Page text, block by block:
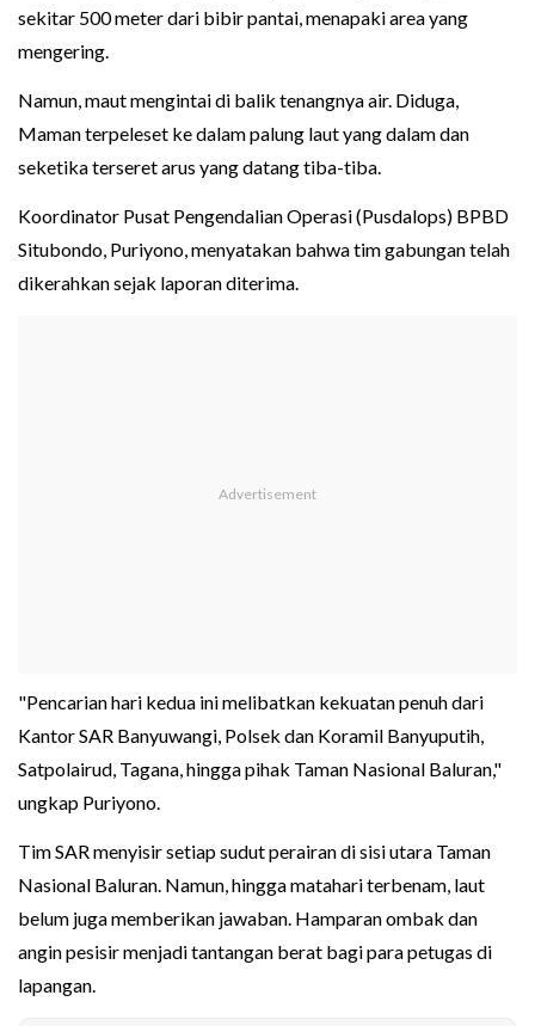
sekitar 500 meter dari bibir pantai, menapaki area yang
mengering.
Namun, maut mengintai di balik tenangnya air. Diduga,
Maman terpeleset ke dalam palung laut yang dalam dan
seketika terseret arus yang datang tiba-tiba.
Koordinator Pusat Pengendalian Operasi (Pusdalops) BPBD
Situbondo, Puriyono, menyatakan bahwa tim gabungan telah
dikerahkan sejak laporan diterima.
"Pencarian hari kedua ini melibatkan kekuatan penuh dari
Kantor SAR Banyuwangi, Polsek dan Koramil Banyuputih,
Satpolairud, Tagana, hingga pihak Taman Nasional Baluran,"
ungkap Puriyono.
Tim SAR menyisir setiap sudut perairan di sisi utara Taman
Nasional Baluran. Namun, hingga matahari terbenam, laut
belum juga memberikan jawaban. Hamparan ombak dan
angin pesisir menjadi tantangan berat bagi para petugas di
lapangan.